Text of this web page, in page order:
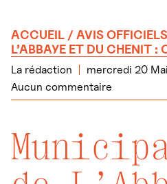
ACCUEIL /AVIS OFFICIELS
L’ABBAYE ET DU CHENIT :
La rédaction
mercredi 20
Aucun commentaire